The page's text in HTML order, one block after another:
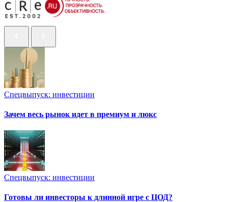
Спецвыпуск: инвестиции
Зачем весь рынок идет в премиум и люкс
Спецвыпуск: инвестиции
Готовы ли инвесторы к длинной игре с ЦОД?